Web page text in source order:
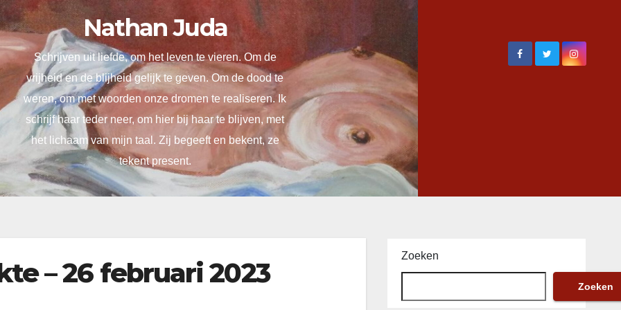
Nathan Juda
Schrijven uit liefde, om het leven te vieren. Om de
vrijheid en de blijheid gelijk te geven. Om de dood te
weren, om met woorden onze dromen te realiseren. Ik
schrijf haar teder neer, om hier bij haar te blijven, met
het lichaam van mijn taal. Zij begeeft en bekent, ze
tekent present.
– 26 februari 2023
Zoeken
Zoeken